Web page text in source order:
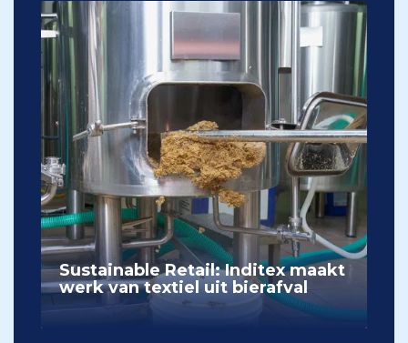
Sustainable Retail: Inditex maakt
werk van textiel uit bierafval